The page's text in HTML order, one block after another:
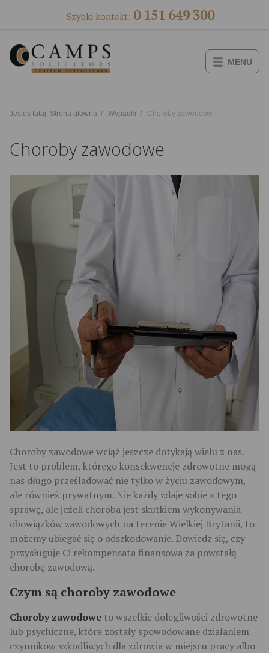
Szybki kontakt: 0 151 649 300
MENU
Jesteś tutaj: Strona główna / Wypadki / Choroby zawodowe
Choroby zawodowe
Choroby zawodowe wciąż jeszcze dotykają wielu z nas.
Jest to problem, którego konsekwencje zdrowotne mogą
nas długo prześladować nie tylko w życiu zawodowym,
ale również prywatnym. Nie każdy zdaje sobie z tego
sprawę, ale jeżeli choroba jest skutkiem wykonywania
obowiązków zawodowych na terenie Wielkiej Brytanii, to
możemy ubiegać się o odszkodowanie. Dowiedz się, czy
przysługuje Ci rekompensata finansowa za powstałą
chorobę zawodową.
Czym są choroby zawodowe
Choroby zawodowe to wszelkie dolegliwości zdrowotne
lub psychiczne, które zostały spowodowane działaniem
czynników szkodliwych dla zdrowia w miejscu pracy albo